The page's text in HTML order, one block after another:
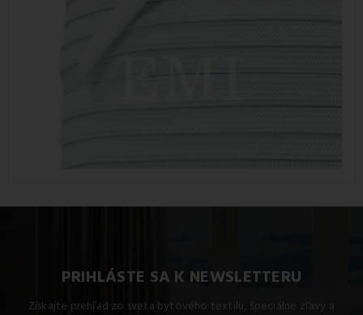
PRIHLÁSTE SA K NEWSLETTERU
Získajte prehľad zo sveta bytového textilu, špeciálne zľavy a